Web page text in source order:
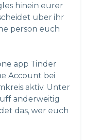
hinein eurer
uber ihr
person euch
app Tinder
Account bei
aktiv. Unter
anderweitig
das, wer euch